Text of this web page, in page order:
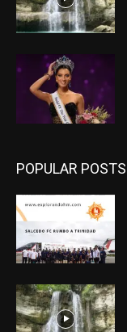
POPULAR POSTS